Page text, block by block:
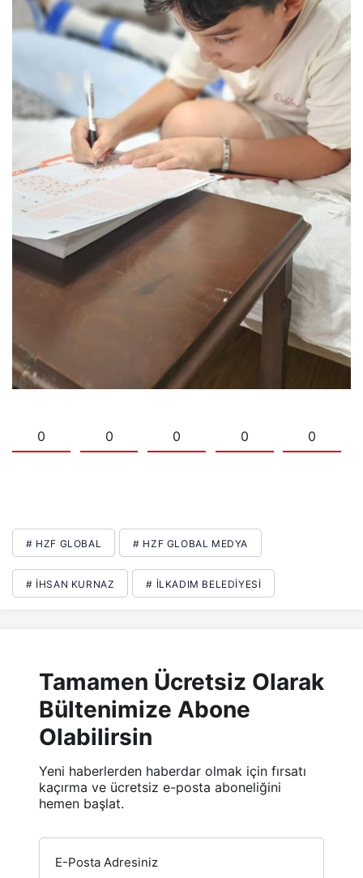
0 0 0 0 0
# HZF GLOBAL # HZF GLOBAL MEDYA
# İHSAN KURNAZ # İLKADIM BELEDIYESI
Tamamen Ücretsiz Olarak
Bültenimize Abone
Olabilirsin
Yeni haberlerden haberdar olmak için fırsatı
kaçırma ve ücretsiz e-posta aboneliğini
hemen başlat.
E-Posta Adresiniz